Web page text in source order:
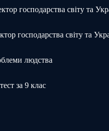
господарства світу та
господарства світу та
людства
за 9 клас